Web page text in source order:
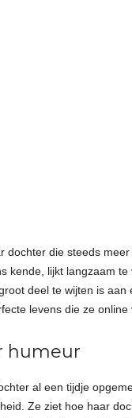
dochter die steeds
kende, lijkt langzaam
deel te wijten is
levens die ze online
humeur
al een tijdje
Ze ziet hoe haar